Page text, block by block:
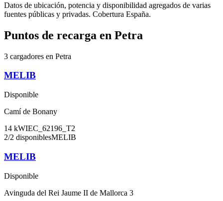
Datos de ubicación, potencia y disponibilidad agregados de varias
fuentes públicas y privadas. Cobertura España.
Puntos de recarga en Petra
3 cargadores en Petra
MELIB
Disponible
Camí de Bonany
14 kWIEC_62196_T2
2/2 disponiblesMELIB
MELIB
Disponible
Avinguda del Rei Jaume II de Mallorca 3